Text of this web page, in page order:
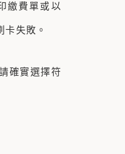
繳費單或以
失敗。
確實選擇符